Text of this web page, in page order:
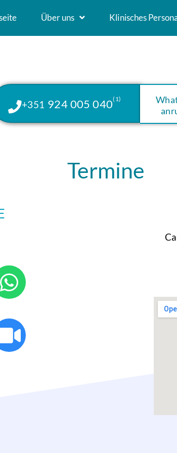
Über uns Klinisches
+351 924 005 040(1)
Termine